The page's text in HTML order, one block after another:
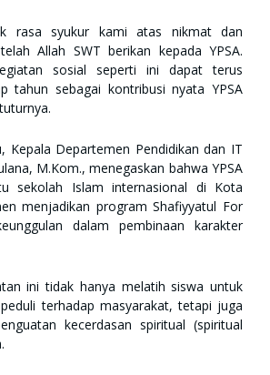
rasa syukur kami atas nikmat dan
Allah SWT berikan kepada YPSA.
sosial seperti ini dapat terus
tahun sebagai kontribusi nyata YPSA
Kepala Departemen Pendidikan dan IT
M.Kom., menegaskan bahwa YPSA
sekolah Islam internasional di Kota
menjadikan program Shafiyyatul For
dalam pembinaan karakter
ini tidak hanya melatih siswa untuk
terhadap masyarakat, tetapi juga
kecerdasan spiritual (spiritual